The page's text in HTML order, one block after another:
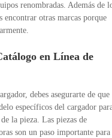
renombradas. Además de
encontrar otras marcas porque
en Línea de
debes asegurarte de que
específicos del cargador
la pieza. Las piezas de
son un paso importante para